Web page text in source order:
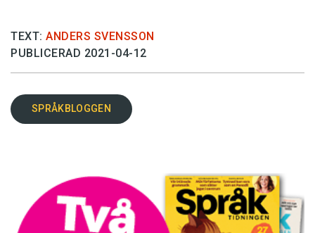
TEXT: ANDERS SVENSSON
PUBLICERAD 2021-04-12
SPRÅKBLOGGEN